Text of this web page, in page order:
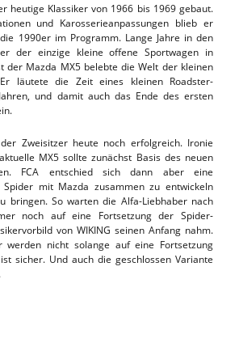
heutige Klassiker von 1966 bis 1969 gebaut.
und Karosserieanpassungen blieb er
1990er im Programm. Lange Jahre in den
der einzige kleine offene Sportwagen in
der Mazda MX5 belebte die Welt der kleinen
läutete die Zeit eines kleinen Roadster-
und damit auch das Ende des ersten
Zweisitzer heute noch erfolgreich. Ironie
MX5 sollte zunächst Basis des neuen
FCA entschied sich dann aber eine
mit Mazda zusammen zu entwickeln
bringen. So warten die Alfa-Liebhaber nach
noch auf eine Fortsetzung der Spider-
von WIKING seinen Anfang nahm.
werden nicht solange auf eine Fortsetzung
sicher. Und auch die geschlossen Variante